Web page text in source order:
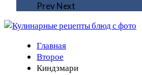
PrevNext
Главная
Второе
Киндзмари